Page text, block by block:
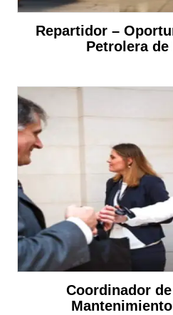
Repartidor –
Petrolera de
Coordinador